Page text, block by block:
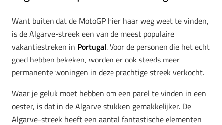
Want buiten dat de MotoGP hier haar weg weet te vinden,
is de Algarve-streek een van de meest populaire
vakantiestreken in Portugal. Voor de personen die het echt
goed hebben bekeken, worden er ook steeds meer
permanente woningen in deze prachtige streek verkocht.
Waar je geluk moet hebben om een parel te vinden in een
oester, is dat in de Algarve stukken gemakkelijker. De
Algarve-streek heeft een aantal fantastische elementen